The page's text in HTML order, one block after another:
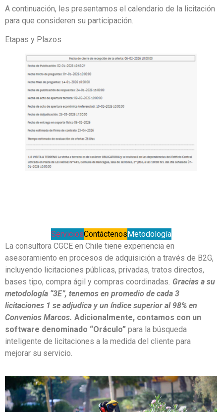
A continuación, les presentamos el calendario de la licitación
para que consideren su participación.
Etapas y Plazos
ServiciosContáctenosMetodología
La consultora CGCE en Chile tiene experiencia en
asesoramiento en procesos de adquisición a través de B2G,
incluyendo licitaciones públicas, privadas, tratos directos,
bases tipo, compra ágil y compras coordinadas Gracias a su
metodología “3E”, tenemos en promedio de cada 3
licitaciones 1 se adjudica y un índice superior al 98% en
Convenios Marcos. Adicionalmente, contamos con un
software denominado “Oráculo” para la búsqueda
inteligente de licitaciones a la medida del cliente para
mejorar su servicio.